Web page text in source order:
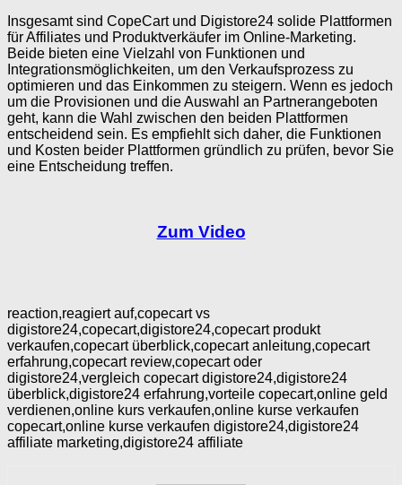
Insgesamt sind CopeCart und Digistore24 solide Plattformen
für Affiliates und Produktverkäufer im Online-Marketing.
Beide bieten eine Vielzahl von Funktionen und
Integrationsmöglichkeiten, um den Verkaufsprozess zu
optimieren und das Einkommen zu steigern. Wenn es jedoch
um die Provisionen und die Auswahl an Partnerangeboten
geht, kann die Wahl zwischen den beiden Plattformen
entscheidend sein. Es empfiehlt sich daher, die Funktionen
und Kosten beider Plattformen gründlich zu prüfen, bevor Sie
eine Entscheidung treffen.
Zum Video
reaction,reagiert auf,copecart vs
digistore24,copecart,digistore24,copecart produkt
verkaufen,copecart überblick,copecart anleitung,copecart
erfahrung,copecart review,copecart oder
digistore24,vergleich copecart digistore24,digistore24
überblick,digistore24 erfahrung,vorteile copecart,online geld
verdienen,online kurs verkaufen,online kurse verkaufen
copecart,online kurse verkaufen digistore24,digistore24
affiliate marketing,digistore24 affiliate